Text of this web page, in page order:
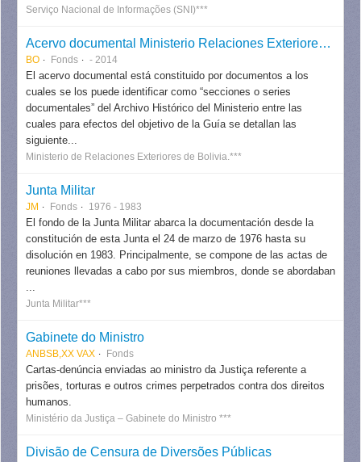
Serviço Nacional de Informações (SNI)***
Acervo documental Ministerio Relaciones Exteriores - Bolivia
BO Fonds - 2014
El acervo documental está constituido por documentos a los
cuales se los puede identificar como “secciones o series
documentales” del Archivo Histórico del Ministerio entre las
cuales para efectos del objetivo de la Guía se detallan las
siguiente...
Ministerio de Relaciones Exteriores de Bolivia.***
Junta Militar
JM Fonds 1976 - 1983
El fondo de la Junta Militar abarca la documentación desde la
constitución de esta Junta el 24 de marzo de 1976 hasta su
disolución en 1983. Principalmente, se compone de las actas de
reuniones llevadas a cabo por sus miembros, donde se abordaban
...
Junta Militar***
Gabinete do Ministro
ANBSB,XX VAX Fonds
Cartas-denúncia enviadas ao ministro da Justiça referente a
prisões, torturas e outros crimes perpetrados contra dos direitos
humanos.
Ministério da Justiça – Gabinete do Ministro ***
Divisão de Censura de Diversões Públicas